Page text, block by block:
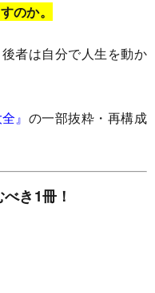
のか。
者は自分で人生を動か
』 の一部抜粋・再構成
き1冊！